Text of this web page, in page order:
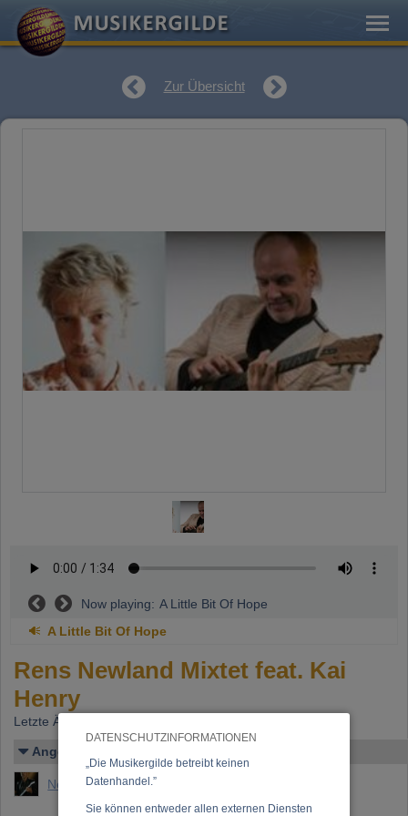
DATENSCHUTZINFORMATIONEN
„Die Musikergilde betreibt keinen
Datenhandel.”
Sie können entweder allen externen Diensten
Zur Übersicht
Now playing: A Little Bit Of Hope
A Little Bit Of Hope
Rens Newland Mixtet feat. Kai
Henry
Letzte Änderung: 25.01.2006
Angelegt von
Newland, Rens